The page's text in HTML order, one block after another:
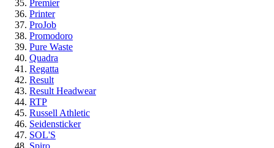
Premier
Printer
ProJob
Promodoro
Pure Waste
Quadra
Regatta
Result
Result Headwear
RTP
Russell Athletic
Seidensticker
SOL'S
Spiro